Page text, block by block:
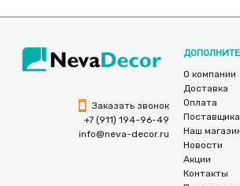
Заказать звонок
+7 (911) 194-96-49
info@neva-decor.ru
О компании
Доставка
Оплата
Наш
Новости
Акции
Контакты